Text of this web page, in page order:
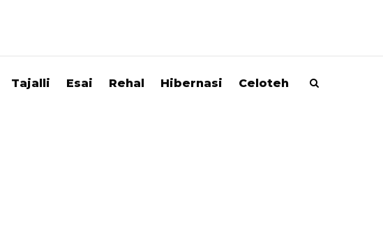
Tajalli Esai Rehal Hibernasi Celoteh